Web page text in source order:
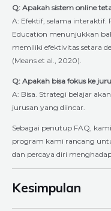
Q: Apakah sistem online
A: Efektif, selama interaktif.
Education menunjukkan
memiliki efektivitas setara
(Means et al., 2020).
Q: Apakah bisa fokus ke
A: Bisa. Strategi belajar
jurusan yang diincar.
Sebagai penutup FAQ,
program kami rancang
dan percaya diri
Kesimpulan